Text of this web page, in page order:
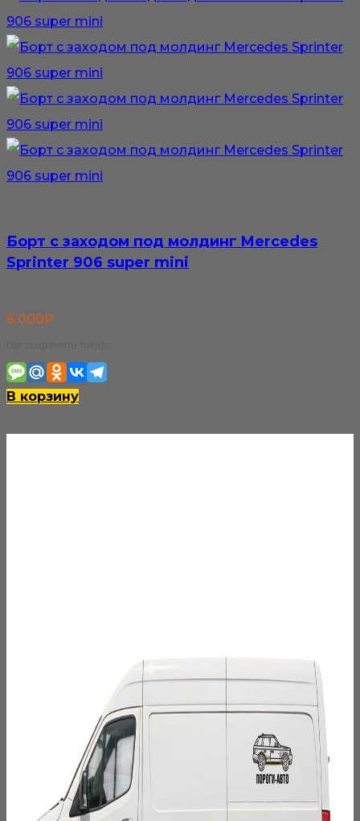
Борт с заходом под молдинг Mercedes
Sprinter 906 super mini
6 000₽
В корзину